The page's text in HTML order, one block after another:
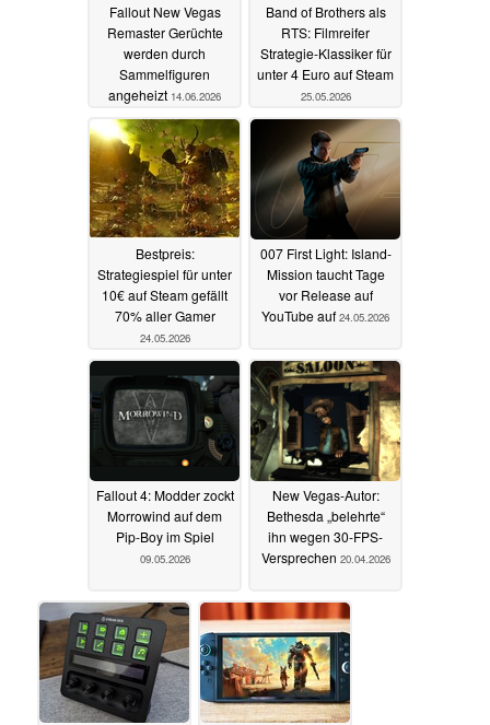
Fallout New Vegas
Remaster Gerüchte
werden durch
Sammelfiguren
angeheizt 14.06.2026
Band of Brothers als
RTS: Filmreifer
Strategie-Klassiker für
unter 4 Euro auf Steam
25.05.2026
Bestpreis:
Strategiespiel für unter
10€ auf Steam gefällt
70% aller Gamer
24.05.2026
007 First Light: Island-
Mission taucht Tage
vor Release auf
YouTube auf 24.05.2026
Fallout 4: Modder zockt
Morrowind auf dem
Pip-Boy im Spiel
09.05.2026
New Vegas-Autor:
Bethesda „belehrte“
ihn wegen 30-FPS-
Versprechen 20.04.2026